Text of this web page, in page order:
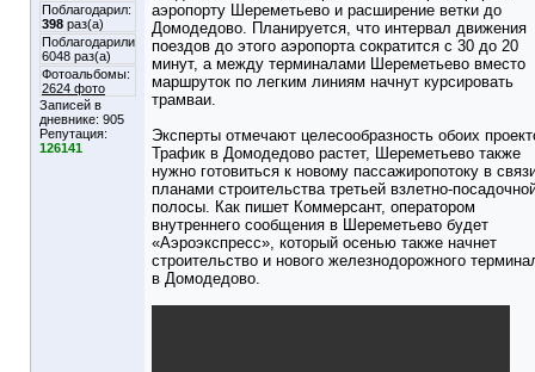
Поблагодарил:
398 раз(а)
Поблагодарили
6048 раз(а)
Фотоальбомы:
2624 фото
Записей в
дневнике: 905
Репутация:
126141
аэропорту Шереметьево и расширение ветки до
Домодедово. Планируется, что интервал движения
поездов до этого аэропорта сократится с 30 до 20
минут, а между терминалами Шереметьево вместо
маршруток по легким линиям начнут курсировать
трамваи.
Эксперты отмечают целесообразность обоих
Трафик в Домодедово растет, Шереметьево также
нужно готовиться к новому пассажиропотоку в
планами строительства третьей взлетно-
полосы. Как пишет Коммерсант, оператором
внутреннего сообщения в Шереметьево будет
«Аэроэкспресс», который осенью также начнет
строительство и нового железнодорожного
в Домодедово.